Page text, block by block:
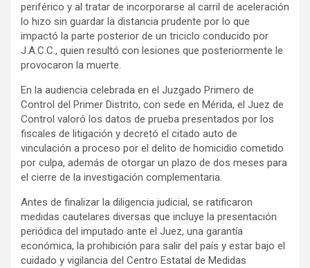
periférico y al tratar de incorporarse al carril de aceleración
lo hizo sin guardar la distancia prudente por lo que
impactó la parte posterior de un triciclo conducido por
J.A.C.C., quien resultó con lesiones que posteriormente le
provocaron la muerte.
En la audiencia celebrada en el Juzgado Primero de
Control del Primer Distrito, con sede en Mérida, el Juez de
Control valoró los datos de prueba presentados por los
fiscales de litigación y decretó el citado auto de
vinculación a proceso por el delito de homicidio cometido
por culpa, además de otorgar un plazo de dos meses para
el cierre de la investigación complementaria.
Antes de finalizar la diligencia judicial, se ratificaron
medidas cautelares diversas que incluye la presentación
periódica del imputado ante el Juez, una garantía
económica, la prohibición para salir del país y estar bajo el
cuidado y vigilancia del Centro Estatal de Medidas